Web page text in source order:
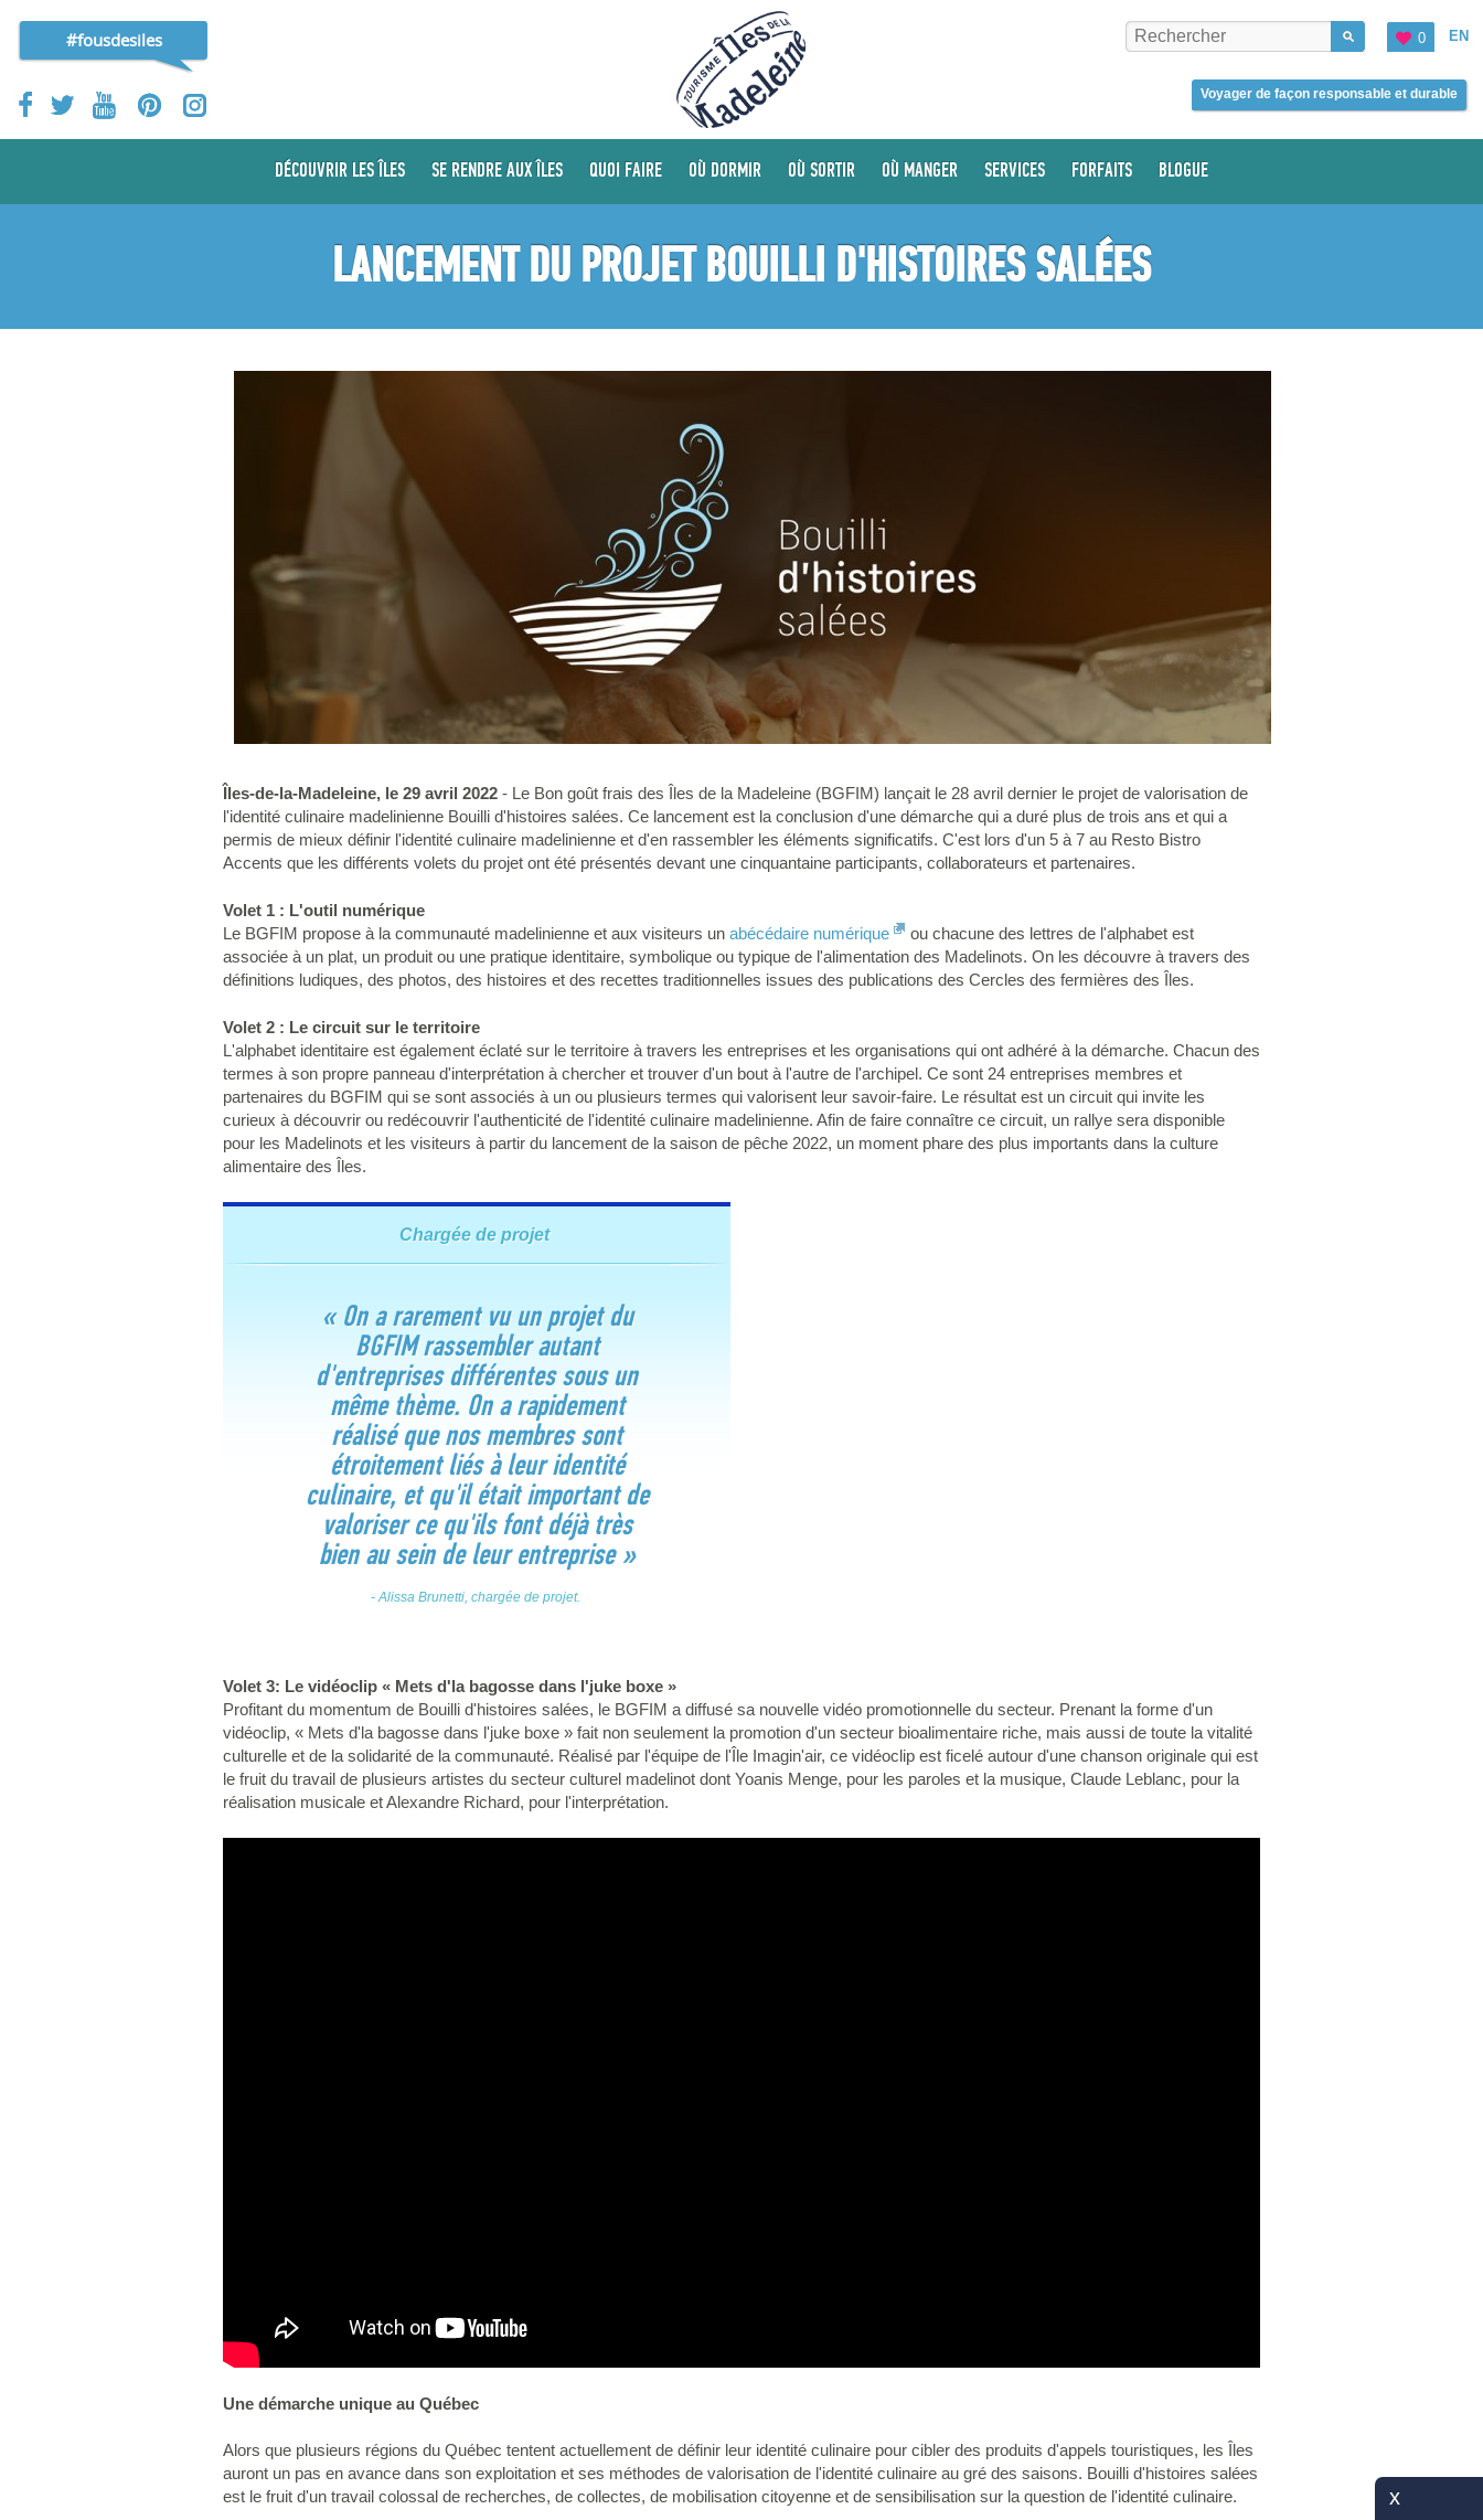
#fousdesiles EN
0
Voyager de façon responsable et durable
DÉCOUVRIR LES ÎLES SE RENDRE AUX ÎLES QUOI FAIRE OÙ DORMIR OÙ SORTIR OÙ MANGER SERVICES FORFAITS BLOGUE
LANCEMENT DU PROJET BOUILLI D'HISTOIRES SALÉES
Îles-de-la-Madeleine, le 29 avril 2022 - Le Bon goût frais des Îles de la Madeleine (BGFIM) lançait le 28 avril dernier le projet de valorisation de
l'identité culinaire madelinienne Bouilli d'histoires salées. Ce lancement est la conclusion d'une démarche qui a duré plus de trois ans et qui a
permis de mieux définir l'identité culinaire madelinienne et d'en rassembler les éléments significatifs. C'est lors d'un 5 à 7 au Resto Bistro
Accents que les différents volets du projet ont été présentés devant une cinquantaine participants, collaborateurs et partenaires.
Volet 1 : L'outil numérique
Le BGFIM propose à la communauté madelinienne et aux visiteurs un abécédaire numérique
ou chacune des lettres de l'alphabet est
associée à un plat, un produit ou une pratique identitaire, symbolique ou typique de l'alimentation des Madelinots. On les découvre à travers des
définitions ludiques, des photos, des histoires et des recettes traditionnelles issues des publications des Cercles des fermières des Îles.
Volet 2 : Le circuit sur le territoire
L'alphabet identitaire est également éclaté sur le territoire à travers les entreprises et les organisations qui ont adhéré à la démarche. Chacun des
termes à son propre panneau d'interprétation à chercher et trouver d'un bout à l'autre de l'archipel. Ce sont 24 entreprises membres et
partenaires du BGFIM qui se sont associés à un ou plusieurs termes qui valorisent leur savoir-faire. Le résultat est un circuit qui invite les
curieux à découvrir ou redécouvrir l'authenticité de l'identité culinaire madelinienne. Afin de faire connaître ce circuit, un rallye sera disponible
pour les Madelinots et les visiteurs à partir du lancement de la saison de pêche 2022, un moment phare des plus importants dans la culture
alimentaire des Îles.
Chargée de projet
« On a rarement vu un projet du
BGFIM rassembler autant
d'entreprises différentes sous un
même thème. On a rapidement
réalisé que nos membres sont
étroitement liés à leur identité
culinaire, et qu'il était important de
valoriser ce qu'ils font déjà très
bien au sein de leur entreprise »
- Alissa Brunetti, chargée de projet.
Volet 3: Le vidéoclip « Mets d'la bagosse dans l'juke boxe »
Profitant du momentum de Bouilli d'histoires salées, le BGFIM a diffusé sa nouvelle vidéo promotionnelle du secteur. Prenant la forme d'un
vidéoclip, « Mets d'la bagosse dans l'juke boxe » fait non seulement la promotion d'un secteur bioalimentaire riche, mais aussi de toute la vitalité
culturelle et de la solidarité de la communauté. Réalisé par l'équipe de l'Île Imagin'air, ce vidéoclip est ficelé autour d'une chanson originale qui est
le fruit du travail de plusieurs artistes du secteur culturel madelinot dont Yoanis Menge, pour les paroles et la musique, Claude Leblanc, pour la
réalisation musicale et Alexandre Richard, pour l'interprétation.
Une démarche unique au Québec
Alors que plusieurs régions du Québec tentent actuellement de définir leur identité culinaire pour cibler des produits d'appels touristiques, les Îles
auront un pas en avance dans son exploitation et ses méthodes de valorisation de l'identité culinaire au gré des saisons. Bouilli d'histoires salées
est le fruit d'un travail colossal de recherches, de collectes, de mobilisation citoyenne et de sensibilisation sur la question de l'identité culinaire.
x